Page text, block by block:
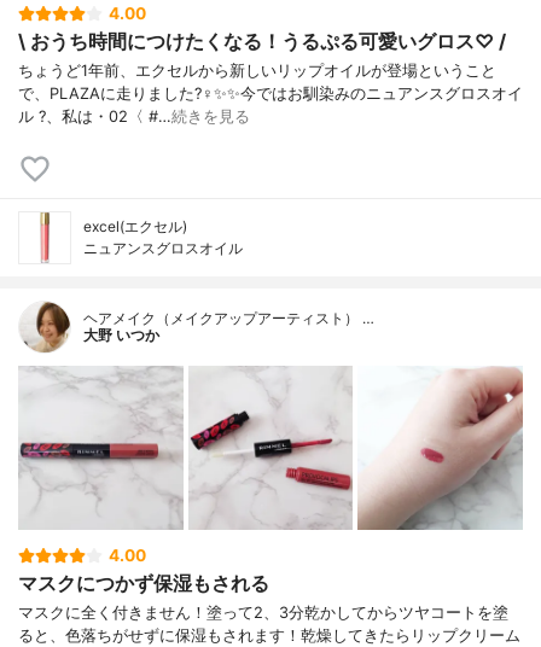
4.00
\ おうち時間につけたくなる！うるぷる可愛いグロス♡ /
ちょうど1年前、エクセルから新しいリップオイルが登場ということ
で、PLAZAに走りました?‍♀️✨✨今ではお馴染みのニュアンスグロスオイ
ル ?、私は・02〈 #…続きを見る
excel(エクセル)
ニュアンスグロスオイル
ヘアメイク（メイクアップアーティスト） …
大野 いつか
4.00
マスクにつかず保湿もされる
マスクに全く付きません！塗って2、3分乾かしてからツヤコートを塗
ると、色落ちがせずに保湿もされます！乾燥してきたらリップクリーム